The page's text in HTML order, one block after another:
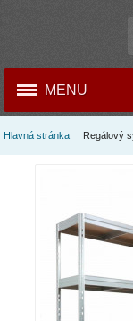
MENU
Hlavná stránka Regálový